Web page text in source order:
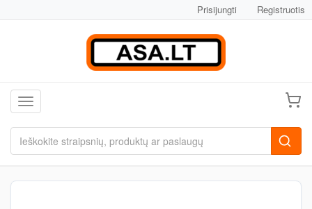
Prisijungti Registruotis
Toggle navigation